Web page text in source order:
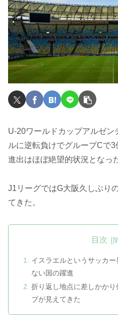
U-20ワールドカップアルゼン
ルに逆転負けでグループCで
進出はほぼ絶望的状況となっ
J1リーグではG大阪久しぶり
てきた。
目次
イスラエルというサッカ
ない国の躍進
折り返し地点に差しかか
ブが見えてきた